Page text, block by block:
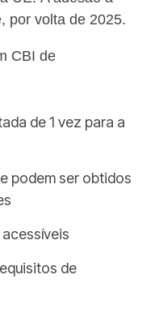
por volta de 2025.
CBI de
de 1 vez para a
podem ser obtidos
de